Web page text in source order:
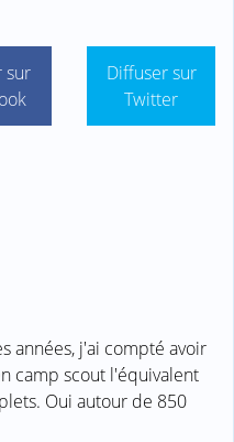
sur
Diffuser sur
Twitter
années, j'ai compté avoir
camp scout l'équivalent
Oui autour de 850